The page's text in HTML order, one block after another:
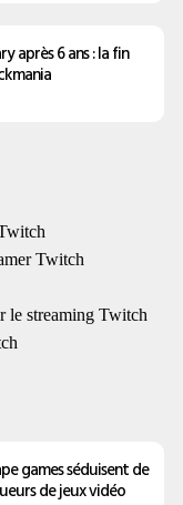
après 6 ans : la fin
games séduisent de
de jeux vidéo